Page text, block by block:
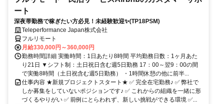
ート
深夜帯勤務で稼ぎたい方必見！未経験歓迎✨(TP18PSM)
Teleperformance Japan株式会社
フルリモート
月給330,000円～360,000円
勤務時間詳細 実働時間：1日あたり8時間 平均勤務日数：1ヶ月あた
り21日 ▼シフト制：土日祝日含む週5日勤務 17：00～翌9：00の間
で実働8時間（土日祝含む週5日勤務） ・1時間休憩の他に前半...
仕事内容 ★新規プロジェクトスタート★ ✅ 完全在宅勤務♪ ✅ 弊社で
しか募集をしていないポジションです♪ ✅ これからの組織を一緒に形
づくるやりがい ✅ 前例にとらわれず、新しい挑戦ができる環境 ✅...